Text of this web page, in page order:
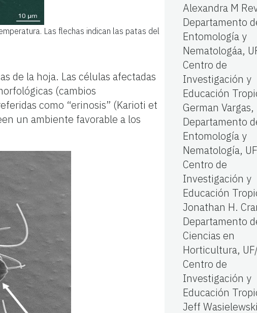
Las flechas indican las patas del
de la hoja. Las células afectadas
(cambios
como “erinosis” (Karioti et
un ambiente favorable a los
Alexandra M
Departamento
Entomología y
Nematologáa,
Centro de
Investigación y
Educación
German Vargas,
Departamento
Entomología y
Nematología,
Centro de
Investigación y
Educación
Jonathan H.
Departamento
Ciencias en
Horticultura,
Centro de
Investigación y
Educación
Jeff